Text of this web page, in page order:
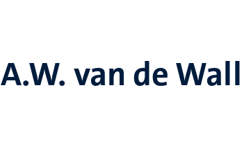
A.W. van de Wall